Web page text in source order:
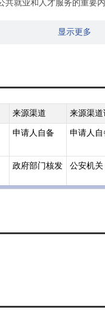
就业和人才服务的重要
显示更多
来源渠道 来源渠道
申请人自备 申请人自
政府部门核发 公安机关